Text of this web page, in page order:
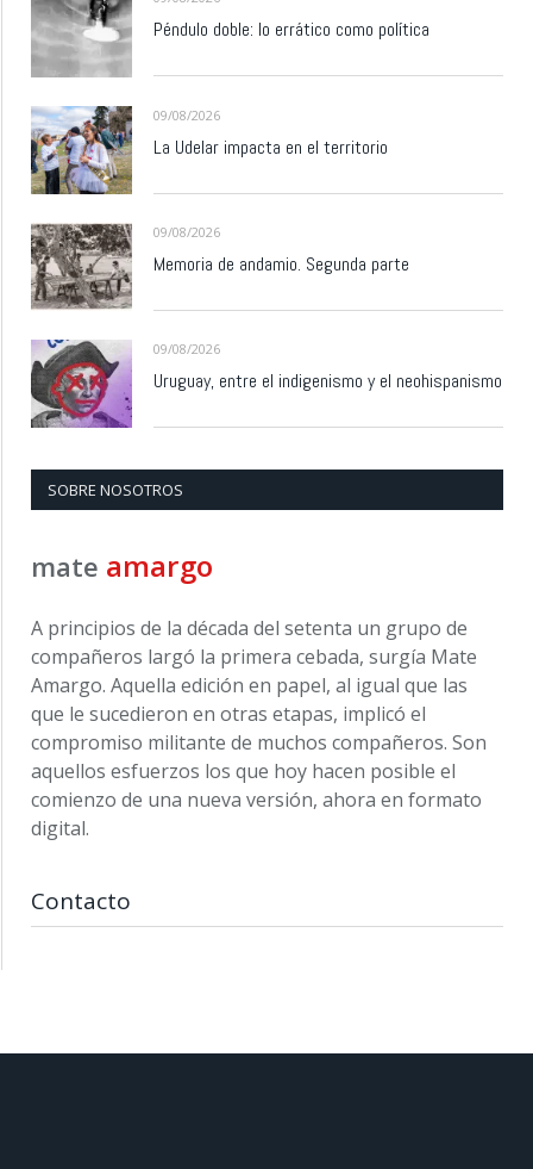
Péndulo doble: lo errático como política
09/08/2026
La Udelar impacta en el territorio
09/08/2026
Memoria de andamio. Segunda parte
09/08/2026
Uruguay, entre el indigenismo y el neohispanismo
SOBRE NOSOTROS
mate amargo
A principios de la década del setenta un grupo de
compañeros largó la primera cebada, surgía Mate
Amargo. Aquella edición en papel, al igual que las
que le sucedieron en otras etapas, implicó el
compromiso militante de muchos compañeros. Son
aquellos esfuerzos los que hoy hacen posible el
comienzo de una nueva versión, ahora en formato
digital.
Contacto